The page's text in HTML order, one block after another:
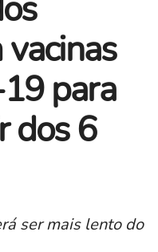
para
dos 6
ser mais lento do